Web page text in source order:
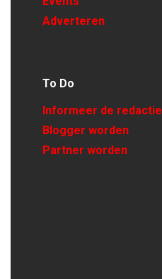
Adverteren
To Do
Informeer de redactie
Blogger worden
Partner worden